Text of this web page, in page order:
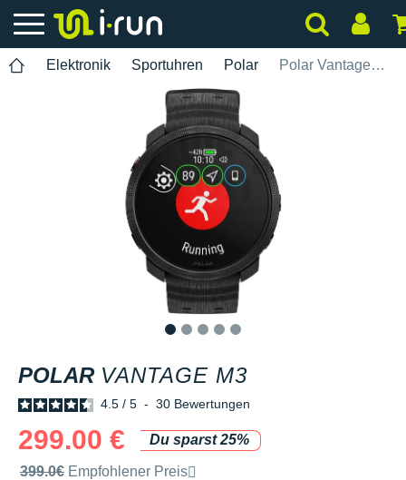
Elektronik Sportuhren Polar Polar Vantage M3
POLAR VANTAGE M3
4.5 / 5 - 30 Bewertungen
299.00 €
Du sparst 25%
Unverbindliche Preisempfehlung der Marke
399.0€ Empfohlener Preis